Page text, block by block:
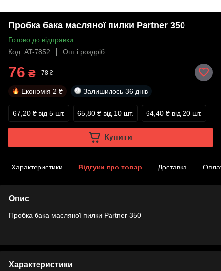
Пробка бака масляної пилки Partner 350
Готово до відправки
Код: AT-7852
Опт і роздріб
76 ₴ 78 ₴
Економія 2 ₴ Залишилось 36 днів
67,20 ₴ від 5 шт. 65,80 ₴ від 10 шт. 64,40 ₴ від 20 шт.
Купити
Характеристики Відгуки про товар Доставка
Опис
Пробка бака масляної пилки Partner 350
Характеристики